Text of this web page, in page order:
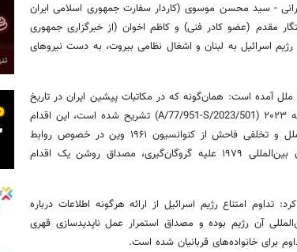
- سید محسن موسوی (کاردار سفارت جمهوری اسلامی ایران
مقدم (عضو کادر فنی) و کاظم اخوان (از خبرگزاری جمهوری
۱۹۸۲، در جریان تهاجم رژیم اسرائیل به لبنان و اشغال نظامی بیروت، به دست نیروهای
ملل آمده است: همان‌گونه که در مکاتبات پیشین ایران در تاریخ
۷ ژوئیه ۲۰۰۸ (A/62/899-S/2008/448) و نیز 6 ژوئیه ۲۰۲۳ (A/77/951-S/2023/501) تشریح شده است، این اقدام
عامدانه و غیرقانونی نه‌تنها نقض آشکار حقوق بین‌الملل و تخلفی فاحش از کنوانسیون ۱۹۶۱ وین در خصوص روابط
دیپلماتیک به‌شمار می‌رود، بلکه بر اساس کنوانسیون بین‌المللی ۱۹۷۹ علیه گروگان‌گیری، مصداق روشن یک اقدام
امتناع رژیم اسرائیل از ارائه هرگونه اطلاعات درباره‌
آن رژیم بوده و مصداق استمرار عمل ناپدیدسازی قهری
برای خانواده‌های قربانیان شده است.